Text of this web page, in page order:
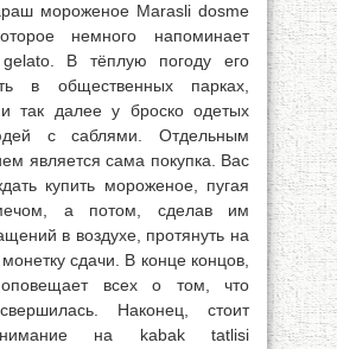
мороженое Marasli dosme
немного напоминает
gelato. В тёплую погоду его
в общественных парках,
так далее у броско одетых
с саблями. Отдельным
является сама покупка. Вас
купить мороженое, пугая
а потом, сделав им
в воздухе, протянуть на
сдачи. В конце концов,
оповещает всех о том, что
Наконец, стоит
на kabak tatlisi